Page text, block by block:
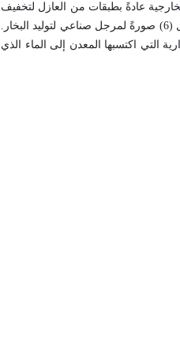
عادةً بطبقات من العازل لتخفيف
ضياع الحرارة إلى الجو الخارجي بهدف زيادة مردود المرجل. يبين الشكل (5) نموذجي المرجلين الأسطواني والأنبوبي، ويبين الشكل (6) صورةً لمرجل صناعي لتوليد البخار.
التي اكتسبها المعدن إلى الماء الذي